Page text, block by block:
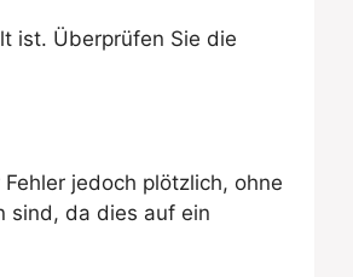
ist. Überprüfen Sie die
jedoch plötzlich, ohne
sind, da dies auf ein